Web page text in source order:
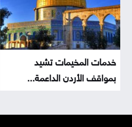
خدمات المخيمات تشيد
بمواقف الأردن الداعمة...